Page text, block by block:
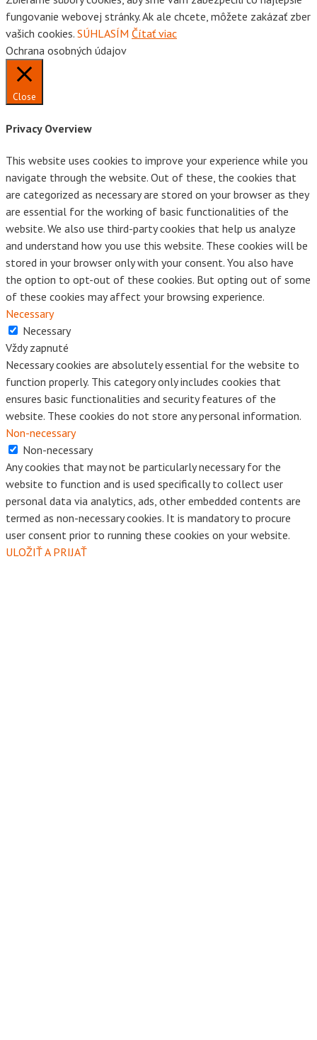
fungovanie webovej stránky. Ak ale chcete, môžete zakázať zber
vašich cookies. SÚHLASÍM Čítať viac
Ochrana osobných údajov
Close
Privacy Overview
This website uses cookies to improve your experience while you
navigate through the website. Out of these, the cookies that
are categorized as necessary are stored on your browser as they
are essential for the working of basic functionalities of the
website. We also use third-party cookies that help us analyze
and understand how you use this website. These cookies will be
stored in your browser only with your consent. You also have
the option to opt-out of these cookies. But opting out of some
of these cookies may affect your browsing experience.
Necessary
Necessary
Vždy zapnuté
Necessary cookies are absolutely essential for the website to
function properly. This category only includes cookies that
ensures basic functionalities and security features of the
website. These cookies do not store any personal information.
Non-necessary
Non-necessary
Any cookies that may not be particularly necessary for the
website to function and is used specifically to collect user
personal data via analytics, ads, other embedded contents are
termed as non-necessary cookies. It is mandatory to procure
user consent prior to running these cookies on your website.
ULOŽIŤ A PRIJAŤ